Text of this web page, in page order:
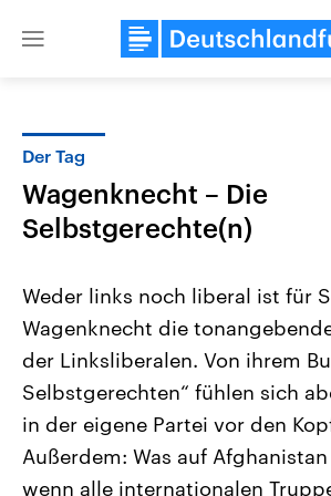
Close
Landtagswahl Sachsen-Anhalt
2026
Alle Informationen
Sachsen-Anhalt wählt am 6.
September 2026 einen neuen
Bundesland von einer Koalition aus
USA
mit
Der Tag
Wagenknecht – Die
Selbstgerechte(n)
Weder links noch liberal ist für
Wagenknecht die
der Linksliberalen. Von ihrem
Selbstgerechten“ fühlen sich
in der eigene Partei vor den
Außerdem: Was auf
wenn alle internationalen